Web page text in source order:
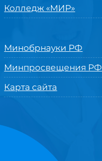
Колледж «МИР»
Минобрнауки РФ
Минпросвещения РФ
Карта сайта